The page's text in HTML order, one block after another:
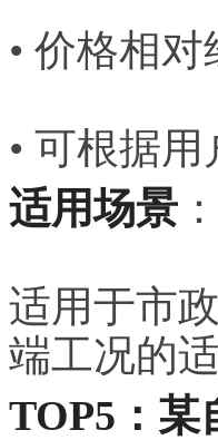
• 价格相
• 可根据
适用场景 ：
适用于市
端工况的
TOP5：某